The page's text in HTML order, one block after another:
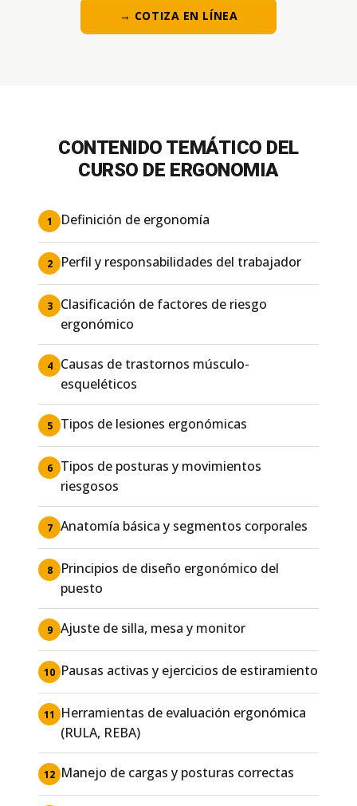
→ COTIZA EN LÍNEA
CONTENIDO TEMÁTICO DEL
CURSO DE ERGONOMIA
1 Definición de ergonomía
2 Perfil y responsabilidades del trabajador
3
Clasificación de factores de riesgo
ergonómico
4
Causas de trastornos músculo-
esqueléticos
5 Tipos de lesiones ergonómicas
6
Tipos de posturas y movimientos
riesgosos
7 Anatomía básica y segmentos corporales
8
Principios de diseño ergonómico del
puesto
9 Ajuste de silla, mesa y monitor
10 Pausas activas y ejercicios de estiramiento
11
Herramientas de evaluación ergonómica
(RULA, REBA)
12 Manejo de cargas y posturas correctas